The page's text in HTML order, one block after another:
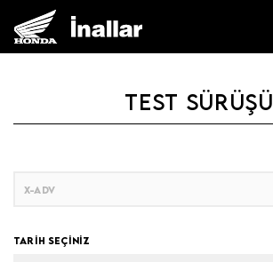
TEST SÜRÜŞÜ
TARİH SEÇİNİZ